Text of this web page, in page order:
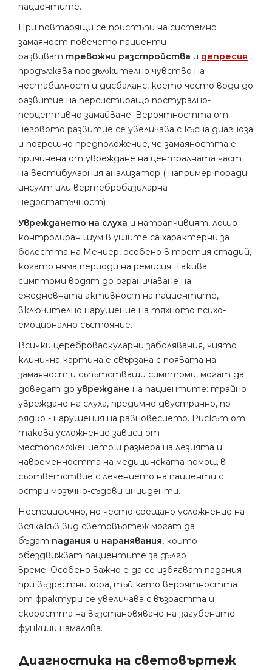
пациентите.
При повтарящи се пристъпи на системно
замаяност повечето пациенти
развиват тревожни разстройства и депресия ,
продължава продължително чувство на
нестабилност и дисбаланс, което често води до
развитие на персистиращо постурално-
перцептивно замайване. Вероятността от
неговото развитие се увеличава с късна диагноза
и погрешно предположение, че замаяността е
причинена от увреждане на централната част
на вестибуларния анализатор ( например поради
инсулт или вертебробазиларна
недостатъчност) .
Увреждането на слуха и натрапчивият, лошо
контролиран шум в ушите са характерни за
болестта на Мениер, особено в третия стадий,
когато няма периоди на ремисия. Такива
симптоми водят до ограничаване на
ежедневната активност на пациентите,
включително нарушение на тяхното психо-
емоционално състояние.
Всички цереброваскуларни заболявания, чиято
клинична картина е свързана с появата на
замаяност и съпътстващи симптоми, могат да
доведат до увреждане на пациентите: трайно
увреждане на слуха, предимно двустранно, по-
рядко - нарушения на равновесието. Рискът от
такова усложнение зависи от
местоположението и размера на лезията и
навременността на медицинската помощ в
съответствие с лечението на пациенти с
остри мозъчно-съдови инциденти.
Неспецифично, но често срещано усложнение на
всякакъв вид световъртеж могат да
бъдат падания и наранявания, които
обездвижват пациентите за дълго
време. Особено важно е да се избягват падания
при възрастни хора, тъй като вероятността
от фрактури се увеличава с възрастта и
скоростта на възстановяване на загубените
функции намалява.
Диагностика на световъртеж